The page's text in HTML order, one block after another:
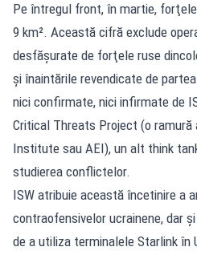
Pe întregul front, în martie,
9 km². Această cifră exclude
desfăşurate de forţele ruse
şi înaintările revendicate de
nici confirmate, nici infirmate de
Critical Threats Project (o ramură
Institute sau AEI), un alt think
studierea conflictelor.
ISW atribuie această încetinire a
contraofensivelor ucrainene, dar
de a utiliza terminalele Starlink în